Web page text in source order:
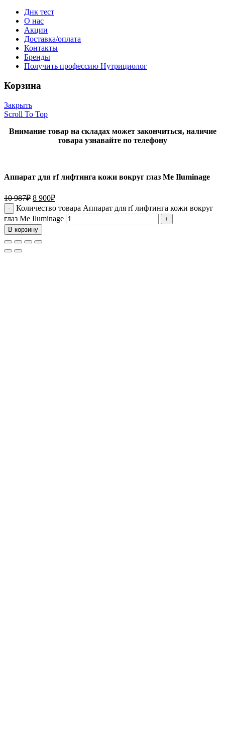
Днк тест
О нас
Акции
Доставка/оплата
Контакты
Бренды
Получить профессию Нутрициолог
Корзина
Закрыть
Scroll To Top
Внимание товар на складах может закончиться, наличие
товара узнавайте по телефону
Аппарат для rf лифтинга кожи вокруг глаз Me Iluminage
10 987₽ 8 900₽
Количество товара Аппарат для rf лифтинга кожи вокруг
глаз Me Iluminage
В корзину